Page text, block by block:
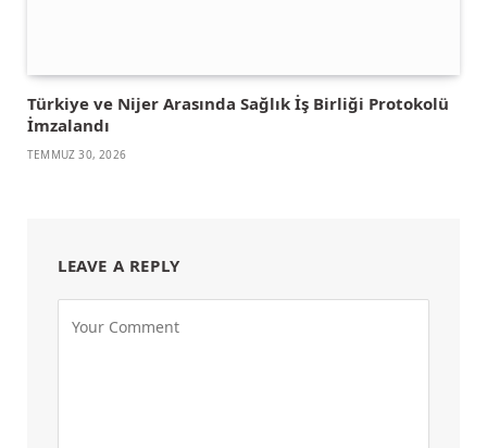
Türkiye ve Nijer Arasında Sağlık İş Birliği Protokolü
İmzalandı
TEMMUZ 30, 2026
LEAVE A REPLY